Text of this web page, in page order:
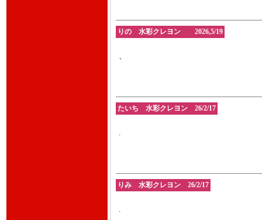
りの 水彩クレヨン 2026,5/19
、
たいち 水彩クレヨン 26/2/17
.
りみ 水彩クレヨン 26/2/17
.